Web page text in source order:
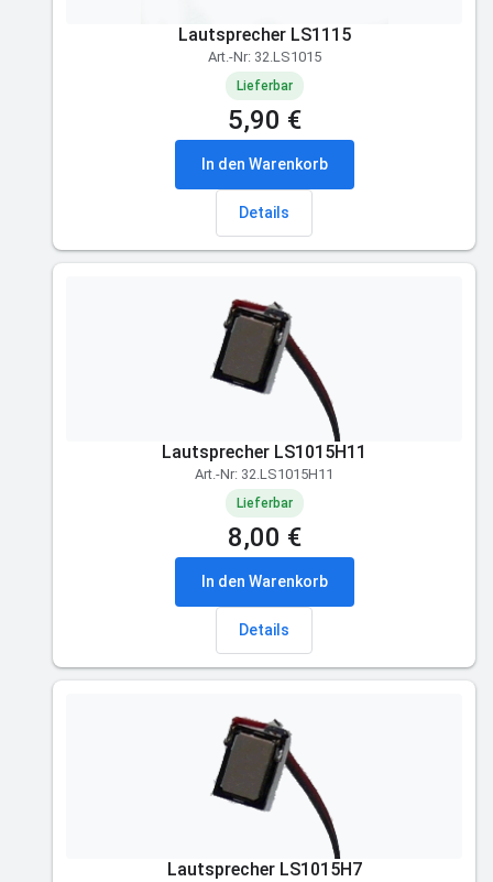
Lautsprecher LS1115
Art.-Nr: 32.LS1015
Lieferbar
5,90 €
In den Warenkorb
Details
Lautsprecher LS1015H11
Art.-Nr: 32.LS1015H11
Lieferbar
8,00 €
In den Warenkorb
Details
Lautsprecher LS1015H7